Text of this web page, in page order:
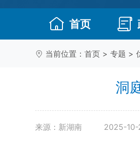
首页
当前位置： 首页 > 专题 >
洞
来源：新湖南 2025-